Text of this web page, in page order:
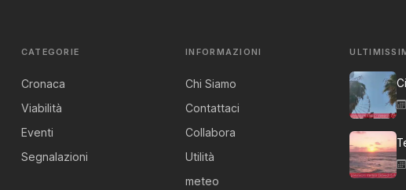
CATEGORIE
Cronaca
Viabilità
Eventi
Segnalazioni
INFORMAZIONI
Chi Siamo
Contattaci
Collabora
Utilità
meteo